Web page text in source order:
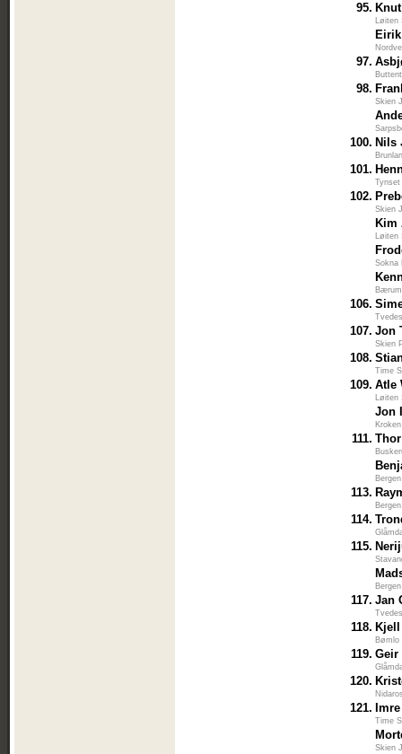
95.
Løiten
97.
98.
Skien
100. Nils
101.
102.
Skien
Kim
Løiten
Sokna
106.
107. Jon
Skien
108.
Time
109. Atle
Løiten
Jon
111.
113.
114.
115.
117. Jan
118.
Bømlo
119. Geir
120.
121.
Time
Skien